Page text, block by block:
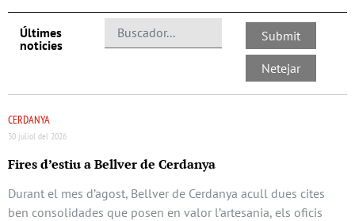
Últimes
noticies
CERDANYA
30 juliol del 2026
Fires d’estiu a Bellver de Cerdanya
Durant el mes d’agost, Bellver de Cerdanya acull dues cites
ben consolidades que posen en valor l’artesania, els oficis